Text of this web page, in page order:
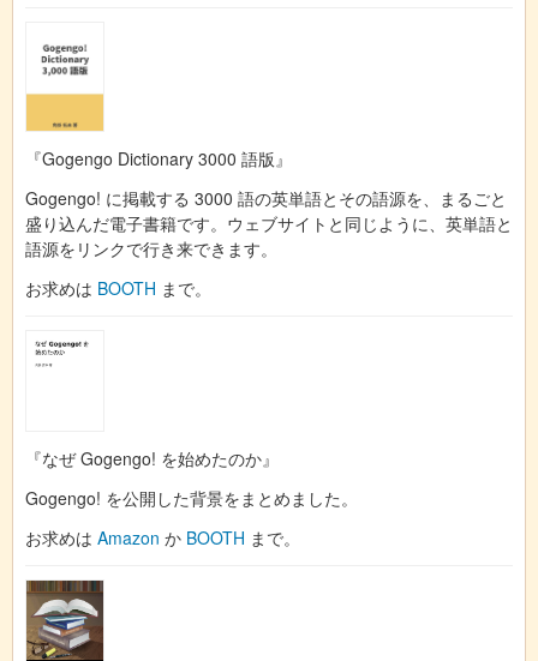
『Gogengo Dictionary 3000 語版』
Gogengo! に掲載する 3000 語の英単語とその語源を、まるごと
盛り込んだ電子書籍です。ウェブサイトと同じように、英単語と
語源をリンクで行き来できます。
お求めは BOOTH まで。
『なぜ Gogengo! を始めたのか』
Gogengo! を公開した背景をまとめました。
お求めは Amazon か BOOTH まで。